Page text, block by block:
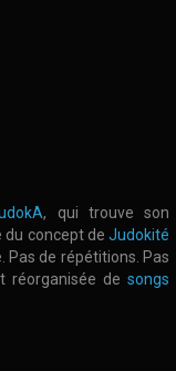
, qui trouve son
du concept deJudokité
Pas de répétitions. Pas
réorganisée de songs